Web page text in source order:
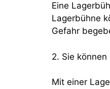
Eine
Lagerbühne
Gefahr
2. Sie
Mit einer